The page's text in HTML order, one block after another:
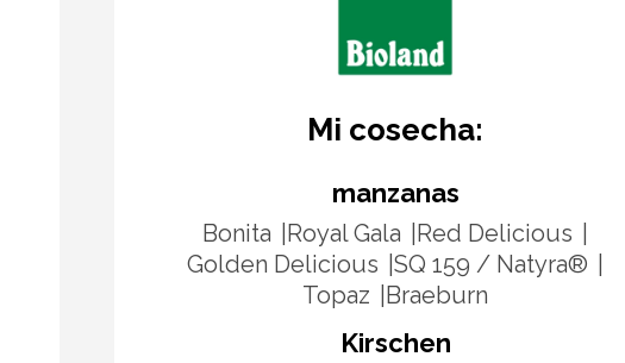
Mi cosecha:
manzanas
Bonita Royal Gala
Red Delicious
Golden Delicious SQ 159 / Natyra®
Topaz
Braeburn
Kirschen